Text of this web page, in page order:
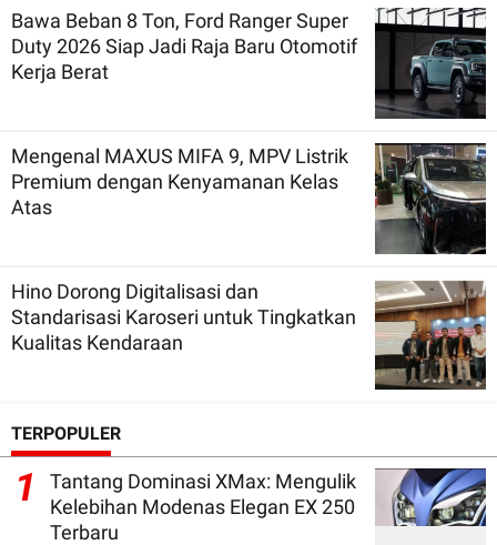
Bawa Beban 8 Ton, Ford Ranger Super
Duty 2026 Siap Jadi Raja Baru Otomotif
Kerja Berat
Mengenal MAXUS MIFA 9, MPV Listrik
Premium dengan Kenyamanan Kelas
Atas
Hino Dorong Digitalisasi dan
Standarisasi Karoseri untuk Tingkatkan
Kualitas Kendaraan
TERPOPULER
1
Tantang Dominasi XMax: Mengulik
Kelebihan Modenas Elegan EX 250
Terbaru